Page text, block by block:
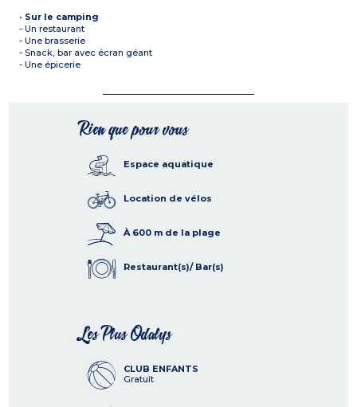
• Sur le camping
- Un restaurant
- Une brasserie
- Snack, bar avec écran géant
- Une épicerie
Rien que pour vous
Espace aquatique
Location de vélos
À 600 m de la plage
Restaurant(s)/ Bar(s)
Les Plus Odalys
CLUB ENFANTS
Gratuit